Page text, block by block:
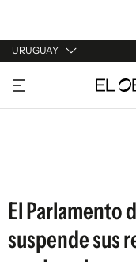
URUGUAY
URUGUAY
ARGENTINA
El Parlamento
suspende sus